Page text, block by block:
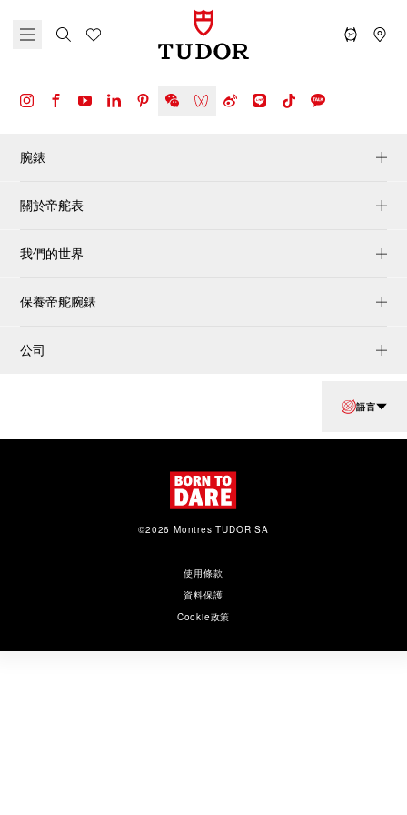
腕錶
關於帝舵表
我們的世界
保養帝舵腕錶
公司
語言
使用條款
資料保護
Cookie政策
©2026 Montres TUDOR SA